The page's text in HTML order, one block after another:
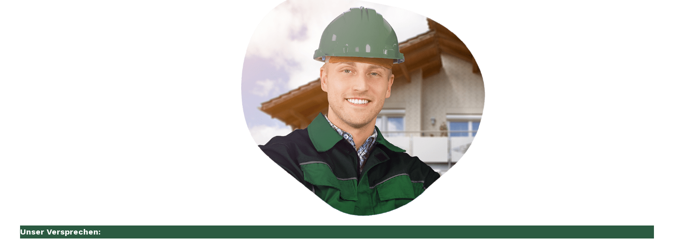
Unser Versprechen: